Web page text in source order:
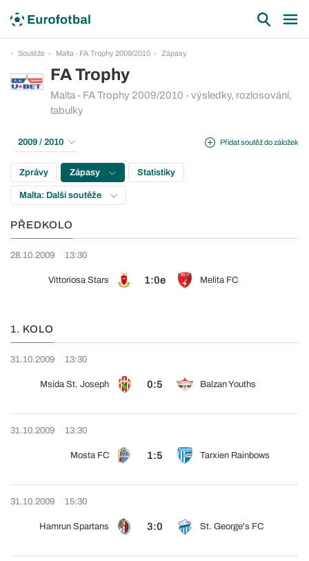
Soutěže Malta - FA Trophy 2009/2010 Zápasy
FA Trophy
Malta - FA Trophy 2009/2010 - výsledky, rozlosování,
tabulky
Přidat soutěž do záložek
2009 / 2010
Zprávy Zápasy Statistiky
Malta: Další soutěže
PŘEDKOLO
28.10.2009 13:30
Vittoriosa Stars 1:0e Melita FC
1. KOLO
31.10.2009 13:30
Msida St. Joseph 0:5 Balzan Youths
31.10.2009 13:30
Mosta FC 1:5 Tarxien Rainbows
31.10.2009 15:30
Hamrun Spartans 3:0 St. George's FC